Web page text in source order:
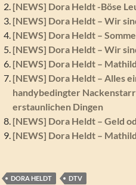
[NEWS] Dora Heldt -Böse
[NEWS] Dora Heldt – Wir
[NEWS] Dora Heldt –
[NEWS] Dora Heldt – Wir
[NEWS] Dora Heldt –
[NEWS] Dora Heldt – Alles
handybedingter
erstaunlichen Dingen
[NEWS] Dora Heldt – Geld
[NEWS] Dora Heldt –
DORA HELDT DTV